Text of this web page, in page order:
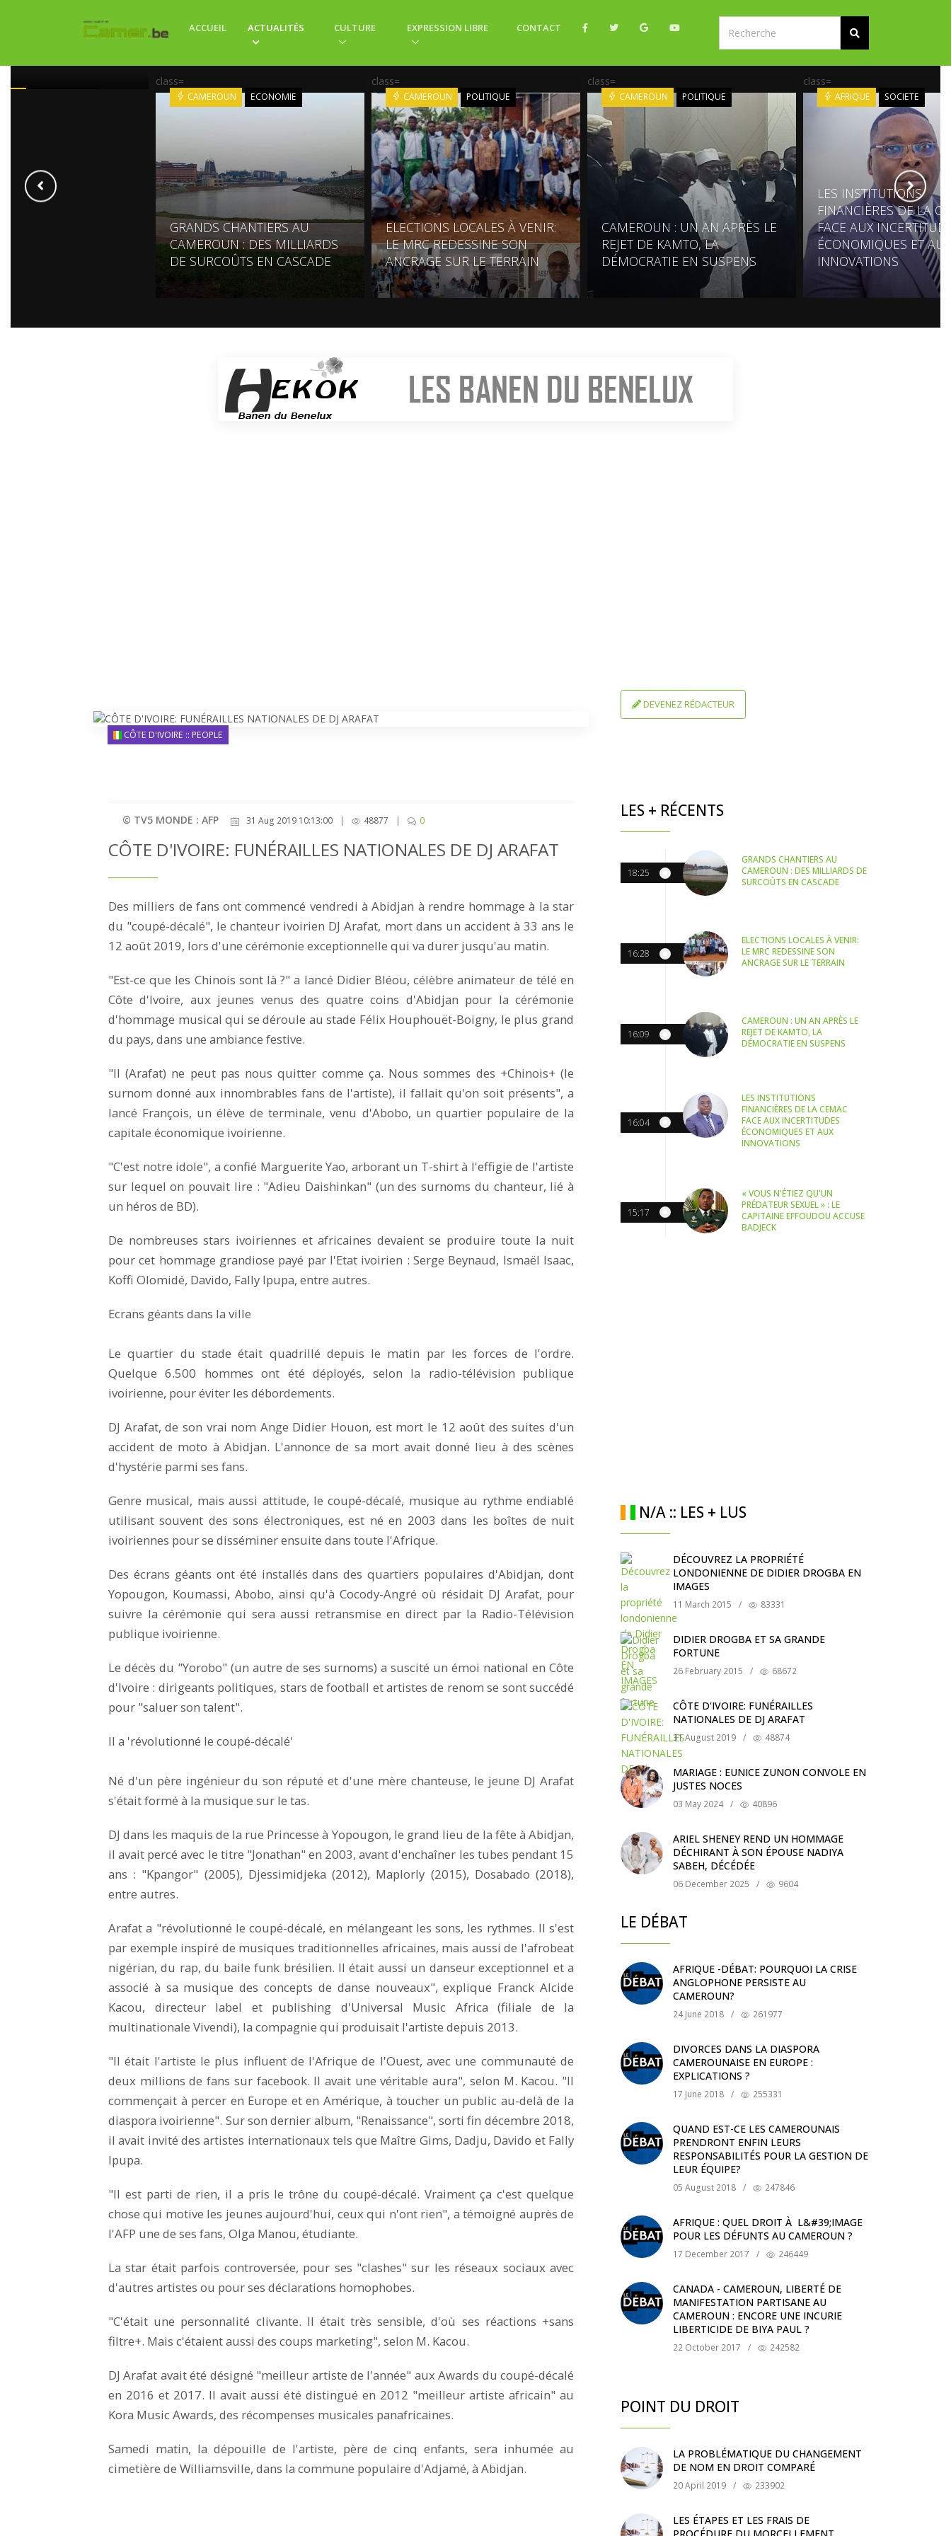
ACCUEIL ACTUALITÉS CULTURE EXPRESSION LIBRE CONTACT
: BIYA PROMEUT
À LA TÊTE DE LA
class=
CAMEROUN ECONOMIE
GRANDS CHANTIERS AU
CAMEROUN : DES MILLIARDS
DE SURCOÛTS EN CASCADE
class=
CAMEROUN POLITIQUE
ELECTIONS LOCALES À VENIR:
LE MRC REDESSINE SON
ANCRAGE SUR LE TERRAIN
class=
CAMEROUN POLITIQUE
CAMEROUN : UN AN APRÈS LE
REJET DE KAMTO, LA
DÉMOCRATIE EN SUSPENS
class=
AFRIQUE SOCIETE
LES INSTITUTIONS
FINANCIÈRES DE LA
FACE AUX
ÉCONOMIQUES ET AUX
INNOVATIONS
CÔTE D'IVOIRE :: PEOPLE
© TV5 MONDE : AFP 31 Aug 2019 10:13:00 | 48877 | 0
CÔTE D'IVOIRE: FUNÉRAILLES NATIONALES DE DJ ARAFAT
Des milliers de fans ont commencé vendredi à Abidjan à rendre hommage à la star
du "coupé-décalé", le chanteur ivoirien DJ Arafat, mort dans un accident à 33 ans le
12 août 2019, lors d'une cérémonie exceptionnelle qui va durer jusqu'au matin.
"Est-ce que les Chinois sont là ?" a lancé Didier Bléou, célèbre animateur de télé en
Côte d'Ivoire, aux jeunes venus des quatre coins d'Abidjan pour la cérémonie
d'hommage musical qui se déroule au stade Félix Houphouët-Boigny, le plus grand
du pays, dans une ambiance festive.
"Il (Arafat) ne peut pas nous quitter comme ça. Nous sommes des +Chinois+ (le
surnom donné aux innombrables fans de l'artiste), il fallait qu'on soit présents", a
lancé François, un élève de terminale, venu d'Abobo, un quartier populaire de la
capitale économique ivoirienne.
"C'est notre idole", a confié Marguerite Yao, arborant un T-shirt à l'effigie de l'artiste
sur lequel on pouvait lire : "Adieu Daishinkan" (un des surnoms du chanteur, lié à
un héros de BD).
De nombreuses stars ivoiriennes et africaines devaient se produire toute la nuit
pour cet hommage grandiose payé par l'Etat ivoirien : Serge Beynaud, Ismaël Isaac,
Koffi Olomidé, Davido, Fally Ipupa, entre autres.
Ecrans géants dans la ville
Le quartier du stade était quadrillé depuis le matin par les forces de l'ordre.
Quelque 6.500 hommes ont été déployés, selon la radio-télévision publique
ivoirienne, pour éviter les débordements.
DJ Arafat, de son vrai nom Ange Didier Houon, est mort le 12 août des suites d'un
accident de moto à Abidjan. L'annonce de sa mort avait donné lieu à des scènes
d'hystérie parmi ses fans.
Genre musical, mais aussi attitude, le coupé-décalé, musique au rythme endiablé
utilisant souvent des sons électroniques, est né en 2003 dans les boîtes de nuit
ivoiriennes pour se disséminer ensuite dans toute l'Afrique.
Des écrans géants ont été installés dans des quartiers populaires d'Abidjan, dont
Yopougon, Koumassi, Abobo, ainsi qu'à Cocody-Angré où résidait DJ Arafat, pour
suivre la cérémonie qui sera aussi retransmise en direct par la Radio-Télévision
publique ivoirienne.
Le décès du "Yorobo" (un autre de ses surnoms) a suscité un émoi national en Côte
d'Ivoire : dirigeants politiques, stars de football et artistes de renom se sont succédé
pour "saluer son talent".
Il a 'révolutionné le coupé-décalé'
Né d'un père ingénieur du son réputé et d'une mère chanteuse, le jeune DJ Arafat
s'était formé à la musique sur le tas.
DJ dans les maquis de la rue Princesse à Yopougon, le grand lieu de la fête à Abidjan,
il avait percé avec le titre "Jonathan" en 2003, avant d'enchaîner les tubes pendant 15
ans : "Kpangor" (2005), Djessimidjeka (2012), Maplorly (2015), Dosabado (2018),
entre autres.
Arafat a "révolutionné le coupé-décalé, en mélangeant les sons, les rythmes. Il s'est
par exemple inspiré de musiques traditionnelles africaines, mais aussi de l'afrobeat
nigérian, du rap, du baile funk brésilien. Il était aussi un danseur exceptionnel et a
associé à sa musique des concepts de danse nouveaux", explique Franck Alcide
Kacou, directeur label et publishing d'Universal Music Africa (filiale de la
multinationale Vivendi), la compagnie qui produisait l'artiste depuis 2013.
"Il était l'artiste le plus influent de l'Afrique de l'Ouest, avec une communauté de
deux millions de fans sur facebook. Il avait une véritable aura", selon M. Kacou. "Il
commençait à percer en Europe et en Amérique, à toucher un public au-delà de la
diaspora ivoirienne". Sur son dernier album, "Renaissance", sorti fin décembre 2018,
il avait invité des artistes internationaux tels que Maître Gims, Dadju, Davido et Fally
Ipupa.
"Il est parti de rien, il a pris le trône du coupé-décalé. Vraiment ça c'est quelque
chose qui motive les jeunes aujourd'hui, ceux qui n'ont rien", a témoigné auprès de
l'AFP une de ses fans, Olga Manou, étudiante.
La star était parfois controversée, pour ses "clashes" sur les réseaux sociaux avec
d'autres artistes ou pour ses déclarations homophobes.
"C'était une personnalité clivante. Il était très sensible, d'où ses réactions +sans
filtre+. Mais c'étaient aussi des coups marketing", selon M. Kacou.
DJ Arafat avait été désigné "meilleur artiste de l'année" aux Awards du coupé-décalé
en 2016 et 2017. Il avait aussi été distingué en 2012 "meilleur artiste africain" au
Kora Music Awards, des récompenses musicales panafricaines.
Samedi matin, la dépouille de l'artiste, père de cinq enfants, sera inhumée au
cimetière de Williamsville, dans la commune populaire d'Adjamé, à Abidjan.
DEVENEZ RÉDACTEUR
LES + RÉCENTS
18:25
GRANDS CHANTIERS AU
CAMEROUN : DES MILLIARDS DE
SURCOÛTS EN CASCADE
16:28
ELECTIONS LOCALES À VENIR:
LE MRC REDESSINE SON
ANCRAGE SUR LE TERRAIN
16:09
CAMEROUN : UN AN APRÈS LE
REJET DE KAMTO, LA
DÉMOCRATIE EN SUSPENS
16:04
LES INSTITUTIONS
FINANCIÈRES DE LA CEMAC
FACE AUX INCERTITUDES
ÉCONOMIQUES ET AUX
INNOVATIONS
15:17
« VOUS N'ÉTIEZ QU'UN
PRÉDATEUR SEXUEL » : LE
CAPITAINE EFFOUDOU ACCUSE
BADJECK
N/A :: LES + LUS
DÉCOUVREZ LA PROPRIÉTÉ
LONDONIENNE DE DIDIER DROGBA EN
IMAGES
11 March 2015 / 83331
DIDIER DROGBA ET SA GRANDE
FORTUNE
26 February 2015 / 68672
CÔTE D'IVOIRE: FUNÉRAILLES
NATIONALES DE DJ ARAFAT
31 August 2019 / 48874
MARIAGE : EUNICE ZUNON CONVOLE EN
JUSTES NOCES
03 May 2024 / 40896
ARIEL SHENEY REND UN HOMMAGE
DÉCHIRANT À SON ÉPOUSE NADIYA
SABEH, DÉCÉDÉE
06 December 2025 / 9604
LE DÉBAT
AFRIQUE -DÉBAT: POURQUOI LA CRISE
ANGLOPHONE PERSISTE AU
CAMEROUN?
24 June 2018 / 261977
DIVORCES DANS LA DIASPORA
CAMEROUNAISE EN EUROPE :
EXPLICATIONS ?
17 June 2018 / 255331
QUAND EST-CE LES CAMEROUNAIS
PRENDRONT ENFIN LEURS
RESPONSABILITÉS POUR LA GESTION DE
LEUR ÉQUIPE?
05 August 2018 / 247846
AFRIQUE : QUEL DROIT À L&#39;IMAGE
POUR LES DÉFUNTS AU CAMEROUN ?
17 December 2017 / 246449
CANADA - CAMEROUN, LIBERTÉ DE
MANIFESTATION PARTISANE AU
CAMEROUN : ENCORE UNE INCURIE
LIBERTICIDE DE BIYA PAUL ?
22 October 2017 / 242582
POINT DU DROIT
LA PROBLÉMATIQUE DU CHANGEMENT
DE NOM EN DROIT COMPARÉ
20 April 2019 / 233902
LES ÉTAPES ET LES FRAIS DE